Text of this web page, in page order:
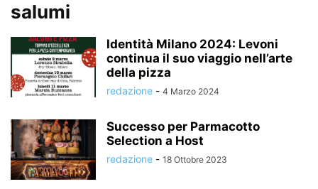
salumi
Identità Milano 2024: Levoni
continua il suo viaggio nell’arte
della pizza
redazione - 4 Marzo 2024
Successo per Parmacotto
Selection a Host
redazione - 18 Ottobre 2023